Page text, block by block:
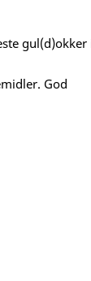
gul(d)okker
God